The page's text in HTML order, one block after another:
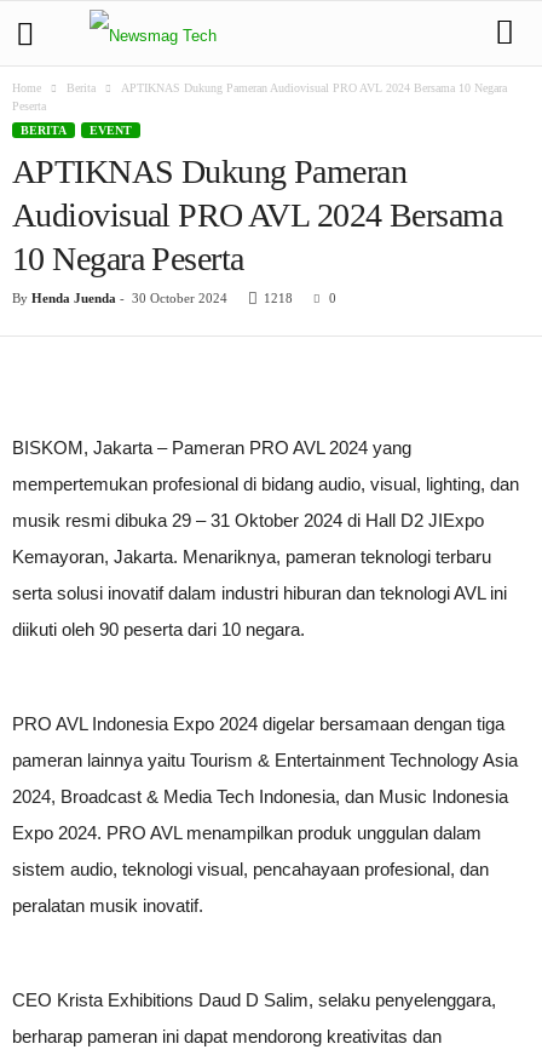
Home Berita
APTIKNAS Dukung Pameran Audiovisual PRO AVL 2024 Bersama 10 Negara
Peserta
BERITA
EVENT
APTIKNAS Dukung Pameran
Audiovisual PRO AVL 2024 Bersama
10 Negara Peserta
By Henda Juenda - 30 October 2024 1218 0
BISKOM, Jakarta – Pameran PRO AVL 2024 yang
mempertemukan profesional di bidang audio, visual, lighting, dan
musik resmi dibuka 29 – 31 Oktober 2024 di Hall D2 JIExpo
Kemayoran, Jakarta. Menariknya, pameran teknologi terbaru
serta solusi inovatif dalam industri hiburan dan teknologi AVL ini
diikuti oleh 90 peserta dari 10 negara.
PRO AVL Indonesia Expo 2024 digelar bersamaan dengan tiga
pameran lainnya yaitu Tourism & Entertainment Technology Asia
2024, Broadcast & Media Tech Indonesia, dan Music Indonesia
Expo 2024. PRO AVL menampilkan produk unggulan dalam
sistem audio, teknologi visual, pencahayaan profesional, dan
peralatan musik inovatif.
CEO Krista Exhibitions Daud D Salim, selaku penyelenggara,
berharap pameran ini dapat mendorong kreativitas dan